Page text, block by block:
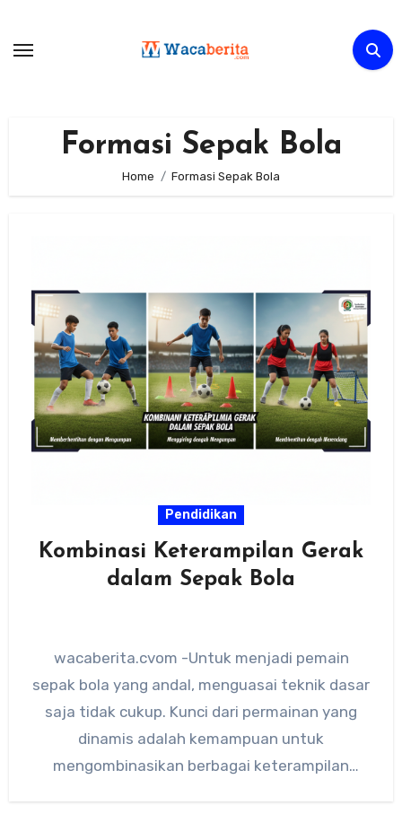
content
Formasi Sepak Bola
Home Formasi Sepak Bola
Pendidikan
Kombinasi Keterampilan Gerak
dalam Sepak Bola
wacaberita.cvom -Untuk menjadi pemain
sepak bola yang andal, menguasai teknik dasar
saja tidak cukup. Kunci dari permainan yang
dinamis adalah kemampuan untuk
mengombinasikan berbagai keterampilan